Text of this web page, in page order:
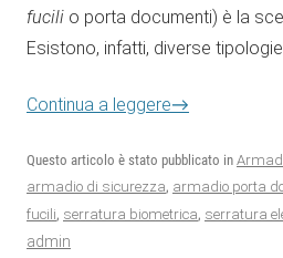
fucili o porta documenti) è la
Esistono, infatti, diverse
Continua a leggere→
Questo articolo è stato pubblicato in
armadio di sicurezza, armadio porta
fucili, serratura biometrica, serratura
admin